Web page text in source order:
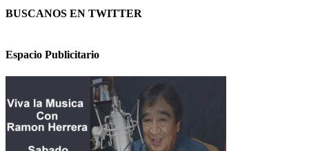
BUSCANOS EN TWITTER
Espacio Publicitario